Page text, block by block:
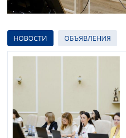
НОВОСТИ ОБЪЯВЛЕНИЯ